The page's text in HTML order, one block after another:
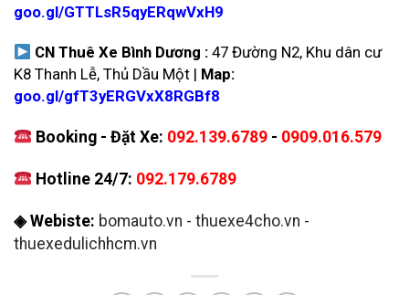
goo.gl/GTTLsR5qyERqwVxH9
CN Thuê Xe Bình Dương :47 Đường N2, Khu dân cư
K8 Thanh Lễ, Thủ Dầu Một | Map:
goo.gl/gfT3yERGVxX8RGBf8
Booking - Đặt Xe: 092.139.6789 - 0909.016.579
Hotline 24/7: 092.179.6789
◈ Webiste: bomauto.vn - thuexe4cho.vn -
thuexedulichhcm.vn